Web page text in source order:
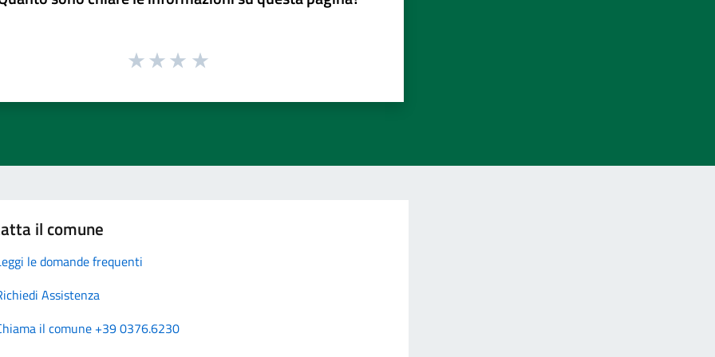
il comune
le domande frequenti
Assistenza
il comune +39 0376.6230